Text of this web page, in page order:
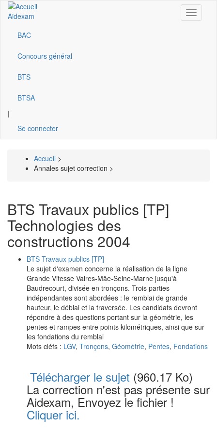
Aller
principal
Toggle
Aidexam
Navigation
principale
BAC
Concours général
BTS
BTSA
|
Se connecter
Fil
Accueil >
Annales sujet correction >
BTS Travaux publics [TP]
Technologies des
constructions 2004
BTS Travaux publics [TP]
Le sujet d'examen concerne la réalisation de la ligne
Grande Vitesse Vaires-Mâe-Seine-Marne jusqu'à
Baudrecourt, divisée en tronçons. Trois parties
indépendantes sont abordées : le remblai de grande
hauteur, le déblai et la traversée. Les candidats devront
répondre à des questions portant sur la géométrie, les
pentes et rampes entre points kilométriques, ainsi que sur
les fondations du remblai
Mots cléfs : LGV, Tronçons, Géométrie, Pentes, Fondations
Télécharger le sujet (960.17 Ko)
La correction n'est pas présente sur
Aidexam, Envoyez le fichier !
Cliquer ici.